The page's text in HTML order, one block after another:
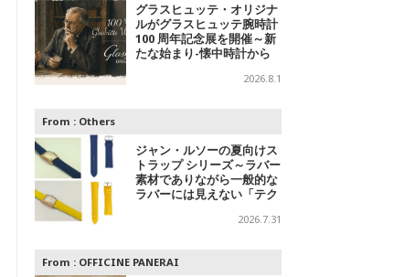
グラスヒュッテ・オリジナ
ルがグラスヒュッテ腕時計
100 周年記念展を開催～新
たな始まり-懐中時計から
2026.8.1
From : Others
ジャン・ルソーの夏向けス
トラップ シリーズ～ラバー
素材でありながら一般的な
ラバーには見えない「テク
2026.7.31
From : OFFICINE PANERAI